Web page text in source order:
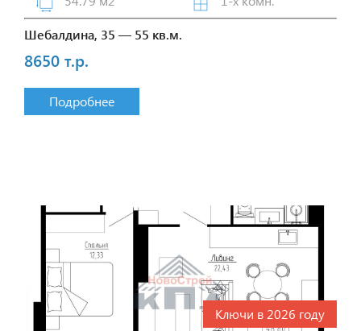
Шебалдина, 35 — 55 кв.м.
8650 т.р.
Подробнее
Ключи в 2026 году